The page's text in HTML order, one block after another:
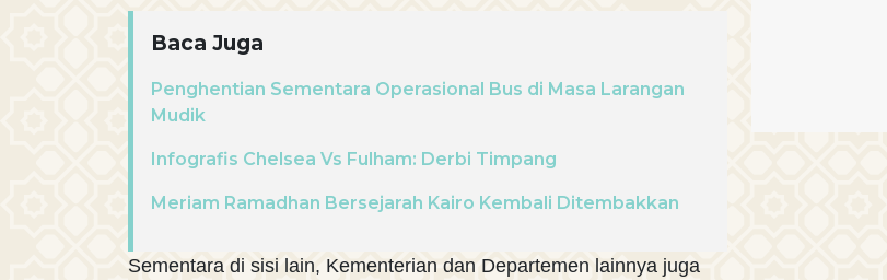
Baca Juga
Penghentian Sementara Operasional Bus di Masa Larangan
Mudik
Infografis Chelsea Vs Fulham: Derbi Timpang
Meriam Ramadhan Bersejarah Kairo Kembali Ditembakkan
Sementara di sisi lain, Kementerian dan Departemen lainnya juga